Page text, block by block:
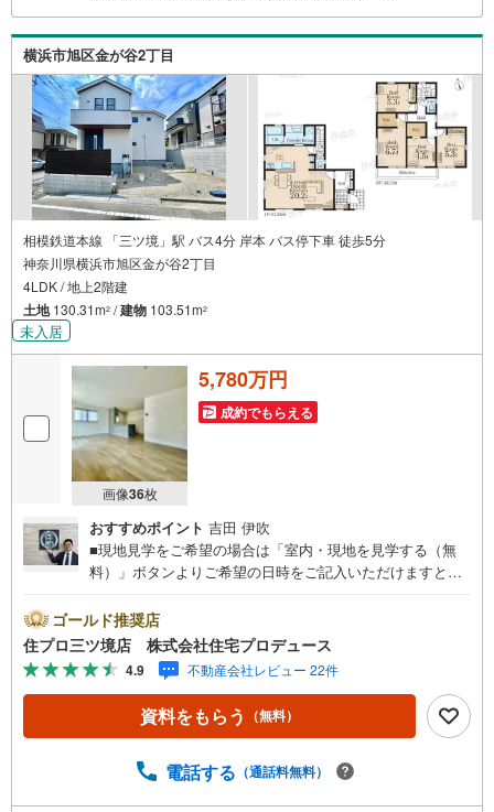
費用負担】住宅探しの【このタイミング】で不安な部分を
明確にしていきませんか？？ --------------
横浜市旭区金が谷2丁目
相模鉄道本線 「三ツ境」駅 バス4分 岸本 バス停下車 徒歩5分
神奈川県横浜市旭区金が谷2丁目
4LDK / 地上2階建
土地130.31m2 /建物 103.51m2
未入居
画像36枚
5,780万円
成約でもらえる
おすすめポイント 吉田 伊吹
■現地見学をご希望の場合は「室内・現地を見学する（無
料）」ボタンよりご希望の日時をご記入いただけますとス
泉区・戸塚区・保土ケ谷区・大和市の不動産売買専門会社
です！ 最新物件情報や当社限定の物件情報も多数ご用意！
お気軽にお問合せ下さい!! -------------- 弊社独自の住宅ローン
提案システム 弊社ではファイナンシャル専門スタッフによ
る【丁寧な資金アドバイス】【ファイナンシャルプラン提
案書の作成】を随時行っております。意外に知らないお客
加入できる無料の生命保険】【13年間もらえる、国からの
ゴールド推奨店
住プロ三ツ境店 株式会社住宅プロデュース
4.9 不動産会社レビュー 22件
資料をもらう （無料）
電話する （通話料無料）